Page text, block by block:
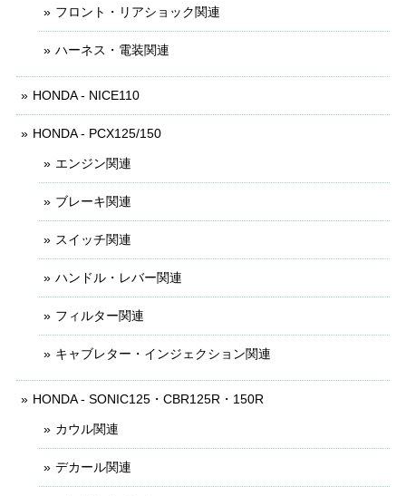
フロント・リアショック関連
ハーネス・電装関連
HONDA - NICE110
HONDA - PCX125/150
エンジン関連
ブレーキ関連
スイッチ関連
ハンドル・レバー関連
フィルター関連
キャブレター・インジェクション関連
HONDA - SONIC125・CBR125R・150R
カウル関連
デカール関連